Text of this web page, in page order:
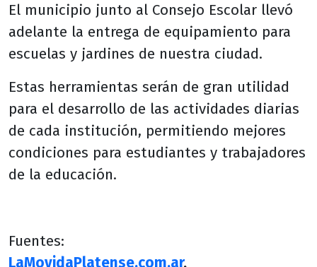
El municipio junto al Consejo Escolar llevó
adelante la entrega de equipamiento para
escuelas y jardines de nuestra ciudad.
Estas herramientas serán de gran utilidad
para el desarrollo de las actividades diarias
de cada institución, permitiendo mejores
condiciones para estudiantes y trabajadores
de la educación.
Fuentes:
LaMovidaPlatense.com.ar,